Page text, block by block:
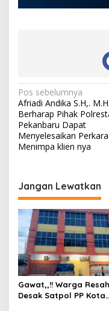
N
a
v
i
a
s
i
p
o
s
Pos sebelumnya
Afriadi Andika S.H,.
Berharap Pihak
Pekanbaru Dapat
Menyelesaikan
Menimpa klien nya
Jangan Lewatkan
Gawat,,!! Warga
Desak Satpol PP Kota